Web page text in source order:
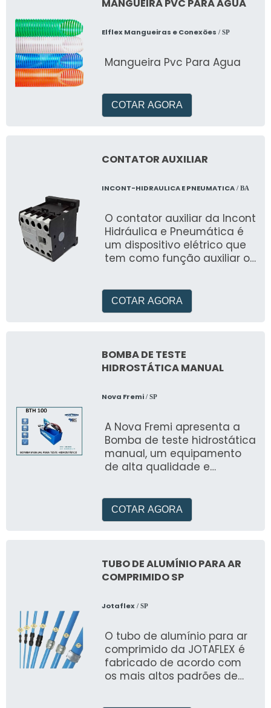
MANGUEIRA PVC PARA AGUA
Elflex Mangueiras e Conexões / SP
Mangueira Pvc Para Agua
COTAR AGORA
CONTATOR AUXILIAR
INCONT-HIDRAULICA E PNEUMATICA/ BA
O contator auxiliar da Incont
Hidráulica e Pneumática é
um dispositivo elétrico que
tem como função auxiliar o
COTAR AGORA
BOMBA DE TESTE
HIDROSTÁTICA MANUAL
Nova Fremi/ SP
A Nova Fremi apresenta a
Bomba de teste hidrostática
manual, um equipamento
de alta qualidade e
COTAR AGORA
TUBO DE ALUMÍNIO PARA AR
COMPRIMIDO SP
Jotaflex/ SP
O tubo de alumínio para ar
comprimido da JOTAFLEX é
fabricado de acordo com
os mais altos padrões de